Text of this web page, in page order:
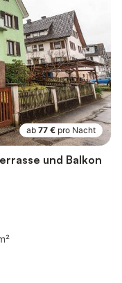
ab 77 € pro Nacht
und Balkon